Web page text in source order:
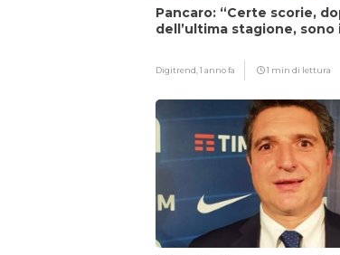
Pancaro: “Certe scorie,
dell’ultima stagione, sono
Digitrend,1 anno fa 1 min di lettura